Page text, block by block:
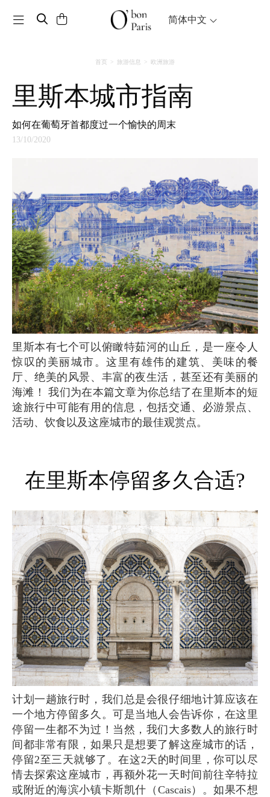
Toggle navigation 简体中文
首页 旅游信息 欧洲旅游
里斯本城市指南
如何在葡萄牙首都度过一个愉快的周末
13/10/2020
里斯本有七个可以俯瞰特茹河的山丘，是一座令人
惊叹的美丽城市。这里有雄伟的建筑、美味的餐
厅、绝美的风景、丰富的夜生活，甚至还有美丽的
海滩！ 我们为在本篇文章为你总结了在里斯本的短
途旅行中可能有用的信息，包括交通、必游景点、
活动、饮食以及这座城市的最佳观赏点。
在里斯本停留多久合适?
计划一趟旅行时，我们总是会很仔细地计算应该在
一个地方停留多久。可是当地人会告诉你，在这里
停留一生都不为过！当然，我们大多数人的旅行时
间都非常有限，如果只是想要了解这座城市的话，
停留2至三天就够了。在这2天的时间里，你可以尽
情去探索这座城市，再额外花一天时间前往辛特拉
或附近的海滨小镇卡斯凯什（Cascais）。如果不想